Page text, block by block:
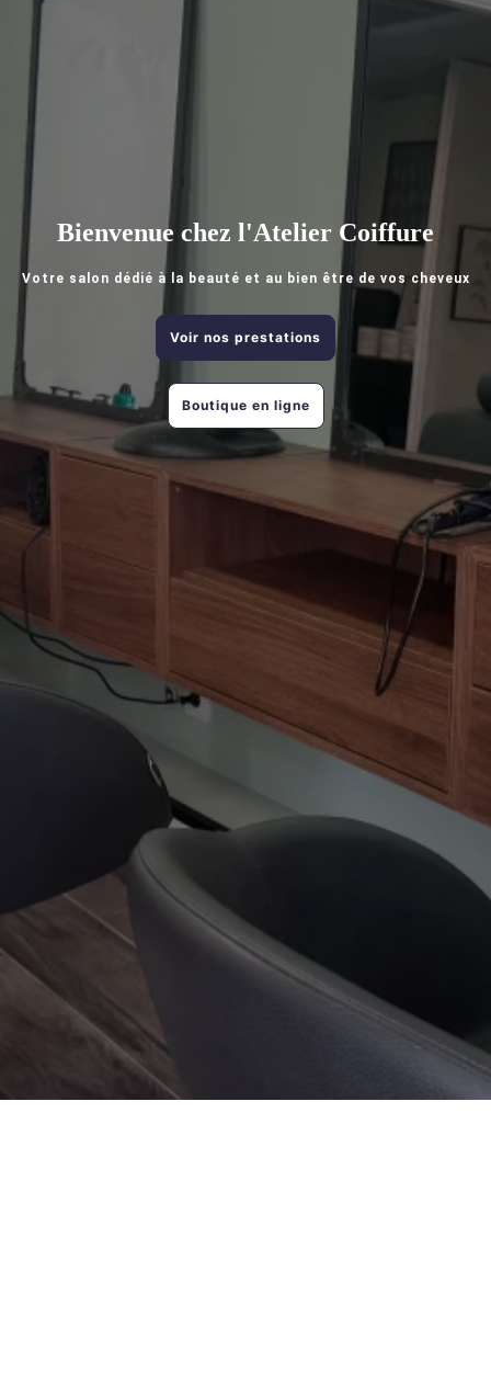
Bienvenue chez l'Atelier Coiffure
Votre salon dédié à la beauté et au bien être de vos cheveux
Voir nos prestations
Boutique en ligne